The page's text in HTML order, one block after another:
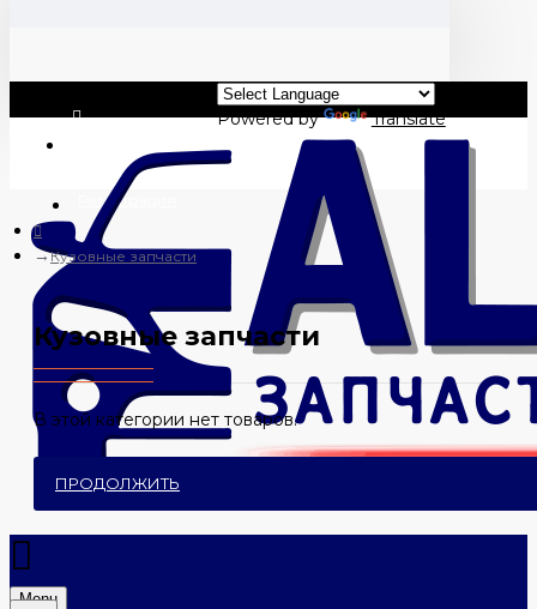
Powered by Translate
Регистрация
Menu
Кузовные запчасти
Кузовные запчасти
В этой категории нет товаров.
ПРОДОЛЖИТЬ